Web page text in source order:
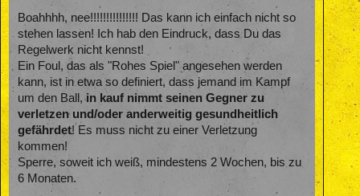
Boahhhh, nee!!!!!!!!!!!!!!! Das kann ich einfach nicht so
stehen lassen! Ich hab den Eindruck, dass Du das
Regelwerk nicht kennst!
Ein Foul, das als "Rohes Spiel" angesehen werden
kann, ist in etwa so definiert, dass jemand im Kampf
um den Ball,in kauf nimmt seinen Gegner zu
verletzen und/oder anderweitig gesundheitlich
gefährdet! Es muss nicht zu einer Verletzung
kommen!
Sperre, soweit ich weiß, mindestens 2 Wochen, bis zu
6 Monaten.